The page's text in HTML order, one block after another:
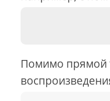
Помимо прямой